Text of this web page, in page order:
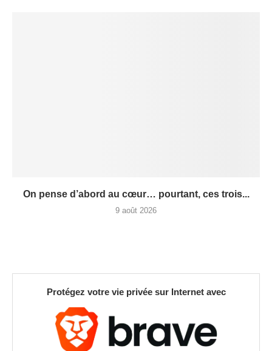
On pense d’abord au cœur… pourtant, ces trois...
9 août 2026
Protégez votre vie privée sur Internet avec